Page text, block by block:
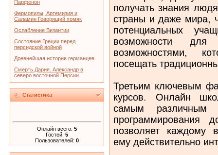
Парфенон
Фермопилы, Артемизия и
Саламин Говорящий хомяк
Ослабление Византии
Состояние Греции перед
персидской войной
Древнейшая история германцев
Смерть Дария. Александр в
северо восточной Персии
Статистика
Онлайн всего: 5
Гостей: 5
Пользователей: 0
получать знания
страны и даже мира,
потенциальных
возможности
возможностями,
посещать
Третьим ключевым
курсов. Онлайн
самым различным
программирования
позволяет каждому
ему действительно